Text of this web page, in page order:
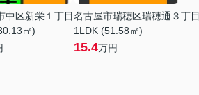
中区新栄１丁目
㎡)
名古屋市瑞穂区瑞穂通３丁目
1LDK (51.58㎡)
15.4万円